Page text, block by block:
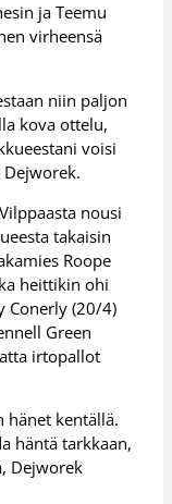
ja Teemu
virheensä
niin paljon
kova ottelu,
voisi
nousi
takaisin
Roope
heittikin ohi
Conerly (20/4)
Green
irtopallot
hänet kentällä.
häntä tarkkaan,
Dejworek